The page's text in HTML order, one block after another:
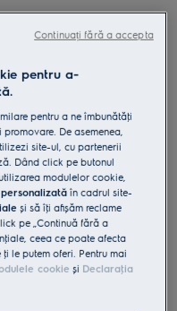
WiFi
cu informaţii despre produs
ca la restaurant.
coace pizza în 2,5
pentru o pizza perfectă.
pentru a-
pentru a ne îmbunătăţi
De asemenea,
site-ul, cu partenerii
Dând click pe butonul
modulelor cookie,
în cadrul site-
și să îţi afișăm reclame
pe „Continuă fără a
ceea ce poate afecta
le putem oferi. Pentru mai
cookie și Declaraţia
Continuați fără a accepta